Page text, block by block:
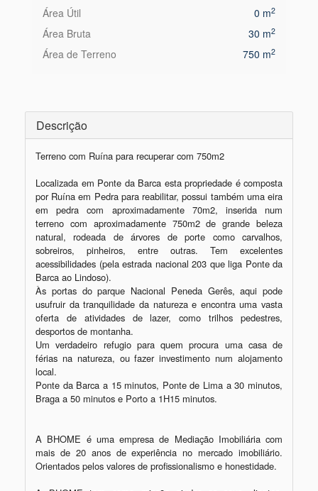
Área Útil
0 m2
Área Bruta 30 m2
Área de Terreno 750 m2
Descrição
Terreno com Ruína para recuperar com 750m2
Localizada em Ponte da Barca esta propriedade é composta
por Ruína em Pedra para reabilitar, possui também uma eira
em pedra com aproximadamente 70m2, inserida num
terreno com aproximadamente 750m2 de grande beleza
natural, rodeada de árvores de porte como carvalhos,
sobreiros, pinheiros, entre outras. Tem excelentes
acessibilidades (pela estrada nacional 203 que liga Ponte da
Barca ao Lindoso).
Às portas do parque Nacional Peneda Gerês, aqui pode
usufruir da tranquilidade da natureza e encontra uma vasta
oferta de atividades de lazer, como trilhos pedestres,
desportos de montanha.
Um verdadeiro refugio para quem procura uma casa de
férias na natureza, ou fazer investimento num alojamento
local.
Ponte da Barca a 15 minutos, Ponte de Lima a 30 minutos,
Braga a 50 minutos e Porto a 1H15 minutos.
A BHOME é uma empresa de Mediação Imobiliária com
mais de 20 anos de experiência no mercado imobiliário.
Orientados pelos valores de profissionalismo e honestidade.